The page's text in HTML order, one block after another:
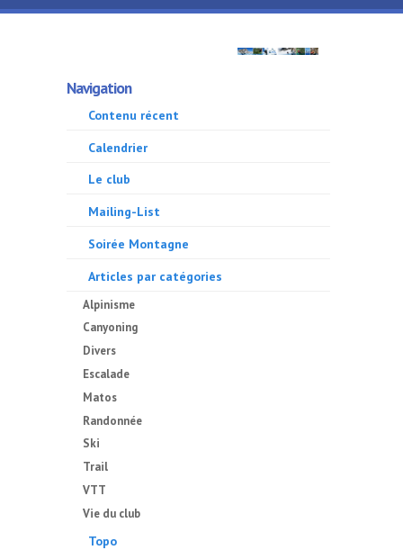
Aller au contenu principal
GMA
500
Navigation
Contenu récent
Calendrier
Le club
Mailing-List
Soirée Montagne
Articles par catégories
Alpinisme
Canyoning
Divers
Escalade
Matos
Randonnée
Ski
Trail
VTT
Vie du club
Topo